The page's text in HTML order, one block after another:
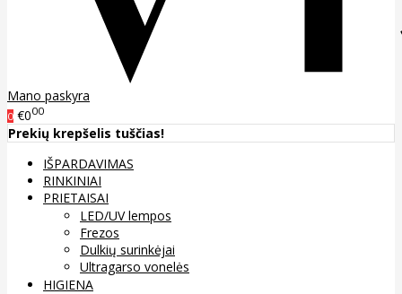
Mano paskyra
0 €000
Prekių krepšelis tuščias!
IŠPARDAVIMAS
RINKINIAI
PRIETAISAI
LED/UV lempos
Frezos
Dulkių surinkėjai
Ultragarso vonelės
HIGIENA